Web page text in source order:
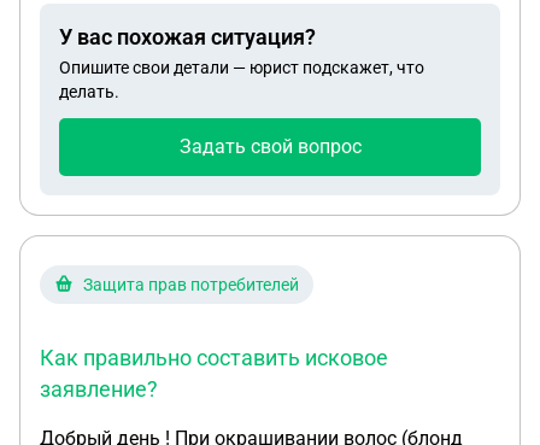
брата в другой город?
У вас похожая ситуация?
Опишите свои детали — юрист подскажет, что
делать.
Задать свой вопрос
Защита прав потребителей
Как правильно составить исковое
заявление?
Добрый день ! При окрашивании волос (блонд